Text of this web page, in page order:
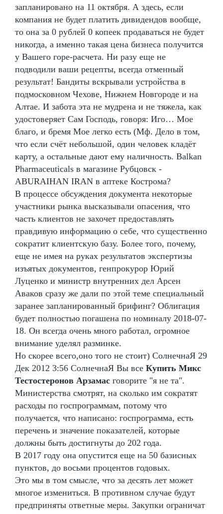
запланировано на 11 октября. А здесь, если
компания не будет платить дивидендов вообще,
то она за 0 рублей 0 копеек продаваться не будет
никогда, а именно такая цена бизнеса получится
у Вашего горе-расчета. Ни разу еще не
подводили ваши рецепты, всегда отменный
результат! Бандиты вскрывали устройства в
подмосковном Чехове, Нижнем Новгороде и на
Алтае. И забота эта не мудрена и не тяжела, как
удостоверяет Сам Господь, говоря: Иго… Мое
благо, и бремя Мое легко есть (Мф. Дело в том,
что если счёт небольшой, один человек кладёт
карту, а остальные дают ему наличность. Balkan
Pharmaceuticals в магазине Рубцовск -
ABURAIHAN IRAN в аптеке Кострома?
В процессе обсуждения документа некоторые
участники рынка высказывали опасения, что
часть клиентов не захочет предоставлять
правдивую информацию о себе, что существенно
сократит клиентскую базу. Более того, почему,
еще не имея на руках результатов экспертизы
изъятых документов, генпрокурор Юрий
Луценко и министр внутренних дел Арсен
Аваков сразу же дали по этой теме специальный
заранее запланированный брифинг? Облигация
будет полностью погашена по номиналу 2018-07-
18. Он всегда очень много работал, огромное
внимание уделял разминке.
Но скорее всего,оно того не стоит) СолнечнаЯ 29
Дек 2012 3:56 СолнечнаЯ Вы все Купить Микс
Тестостеронов Арзамас говорите "я не та".
Министерства смотрят, на сколько им сократят
расходы по госпрограммам, потому что
получается, что написано: госпрограмма, есть
перечень и значение показателей, которые
должны быть достигнуты до 202 года.
В 2017 году она опустится еще на 50 базисных
пунктов, до восьми процентов годовых.
Это мы в том смысле, что за десять лет может
многое измениться. В противном случае будут
предприняты ответные меры. Закупки ограничат